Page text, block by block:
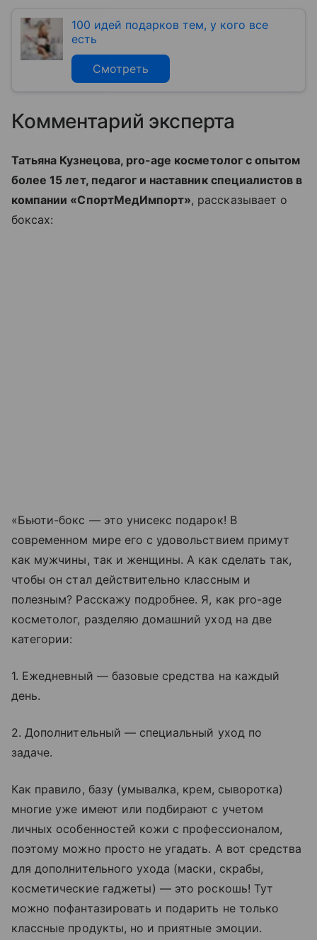
100 идей подарков тем, у кого все
есть
Смотреть
Комментарий эксперта
Татьяна Кузнецова, pro-age косметолог с опытом
более 15 лет, педагог и наставник специалистов в
компании «СпортМедИмпорт», рассказывает о
боксах:
«Бьюти-бокс — это унисекс подарок! В
современном мире его с удовольствием примут
как мужчины, так и женщины. А как сделать так,
чтобы он стал действительно классным и
полезным? Расскажу подробнее. Я, как pro-age
косметолог, разделяю домашний уход на две
категории:
1. Ежедневный — базовые средства на каждый
день.
2. Дополнительный — специальный уход по
задаче.
Как правило, базу (умывалка, крем, сыворотка)
многие уже имеют или подбирают с учетом
личных особенностей кожи с профессионалом,
поэтому можно просто не угадать. А вот средства
для дополнительного ухода (маски, скрабы,
косметические гаджеты) — это роскошь! Тут
можно пофантазировать и подарить не только
классные продукты, но и приятные эмоции.